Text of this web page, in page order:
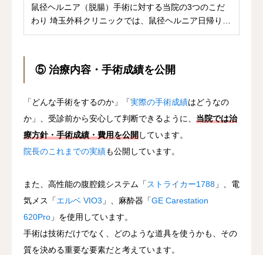
鼠径ヘルニア（脱腸）手術に対する当院の3つのこだ
わり 埼玉外科クリニックでは、鼠径ヘルニア日帰り手
術...
⑤ 治療内容・手術成績を公開
「どんな手術をするのか」「実際の手術成績はどうなの
か」、受診前から安心して判断できるように、 当院では治
療方針・手術成績・費用を公開しています。
院長のこれまでの実績も公開しています。
また、高性能の腹腔鏡システム「 ストライカー1788 」、電
気メス「エルベ VIO3 」、麻酔器「GE Carestation
620Pro 」を使用しています。
手術は技術だけでなく、どのような道具を使うかも、その
質を決める重要な要素だと考えています。